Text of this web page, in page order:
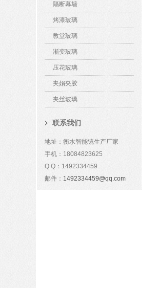
隔断幕墙
烤漆玻璃
教堂玻璃
渐变玻璃
压花玻璃
夹娟夹胶
夹丝玻璃
联系我们
地址：衡水智能镜生产厂家
手机：18084823625
Q Q：1492334459
邮件： 1492334459@qq.com